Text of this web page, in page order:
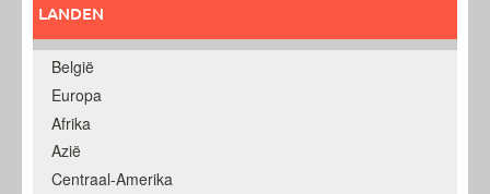
LANDEN
België
Europa
Afrika
Azië
Centraal-Amerika